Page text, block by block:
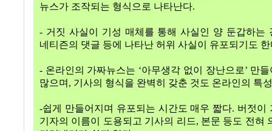
뉴스가 조작되는 형식으로 나타난다.
- 거짓 사실이 기성 매체를 통해 사실인 양 둔갑하는
네티즌의 댓글 등에 나타난 허위 사실이 유포되기도 한
- 온라인의 가짜뉴스는 ‘아무생각 없이 장난으로’ 만
많으며, 기사의 형식을 완벽히 갖춘 것도 온라인의 특
-쉽게 만들어지며 유포되는 시간도 매우 짧다. 버젓이
기자의 이름이 도용되고 기사의 리드, 본문 등도 전혀